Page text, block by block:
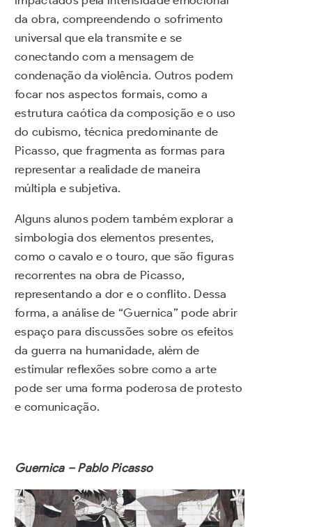
da obra, compreendendo o sofrimento
universal que ela transmite e se
conectando com a mensagem de
condenação da violência. Outros podem
focar nos aspectos formais, como a
estrutura caótica da composição e o uso
do cubismo, técnica predominante de
Picasso, que fragmenta as formas para
representar a realidade de maneira
múltipla e subjetiva.
Alguns alunos podem também explorar a
simbologia dos elementos presentes,
como o cavalo e o touro, que são figuras
recorrentes na obra de Picasso,
representando a dor e o conflito. Dessa
forma, a análise de “Guernica” pode abrir
espaço para discussões sobre os efeitos
da guerra na humanidade, além de
estimular reflexões sobre como a arte
pode ser uma forma poderosa de protesto
e comunicação.
Guernica – Pablo Picasso